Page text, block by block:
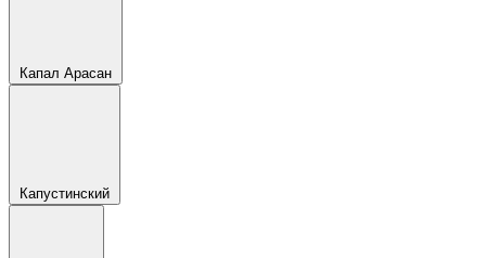
Капал Арасан
Капустинский